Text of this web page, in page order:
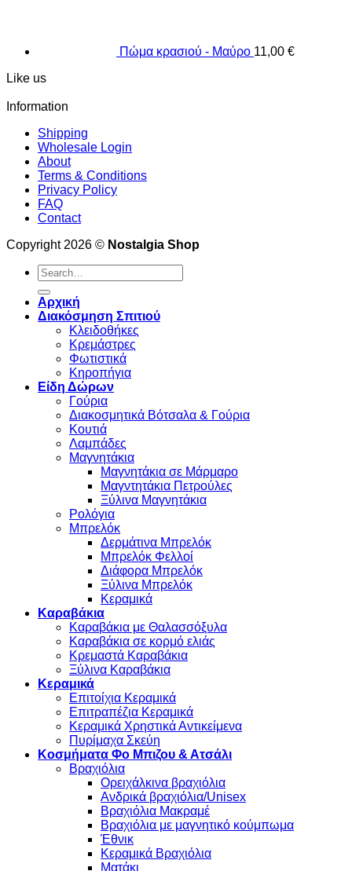
Πώμα κρασιού - Μαύρο 11,00 €
Like us
Information
Shipping
Wholesale Login
About
Terms & Conditions
Privacy Policy
FAQ
Contact
Copyright 2026 © Nostalgia Shop
Search
for:
Αρχική
Διακόσμηση Σπιτιού
Κλειδοθήκες
Κρεμάστρες
Φωτιστικά
Κηροπήγια
Είδη Δώρων
Γούρια
Διακοσμητικά Βότσαλα & Γούρια
Κουτιά
Λαμπάδες
Μαγνητάκια
Μαγνητάκια σε Μάρμαρο
Μαγντητάκια Πετρούλες
Ξύλινα Μαγνητάκια
Ρολόγια
Μπρελόκ
Δερμάτινα Μπρελόκ
Μπρελόκ Φελλοί
Διάφορα Μπρελόκ
Ξύλινα Μπρελόκ
Κεραμικά
Καραβάκια
Καραβάκια με Θαλασσόξυλα
Καραβάκια σε κορμό ελιάς
Κρεμαστά Καραβάκια
Ξύλινα Καραβάκια
Κεραμικά
Επιτοίχια Κεραμικά
Επιτραπέζια Κεραμικά
Κεραμικά Χρηστικά Αντικείμενα
Πυρίμαχα Σκεύη
Κοσμήματα Φο Μπιζου & Ατσάλι
Βραχιόλια
Oρειχάλκινα βραχιόλια
Ανδρικά βραχιόλια/Unisex
Βραχιόλια Μακραμέ
Βραχιόλια με μαγνητικό κούμπωμα
Έθνικ
Κεραμικά Βραχιόλια
Ματάκι